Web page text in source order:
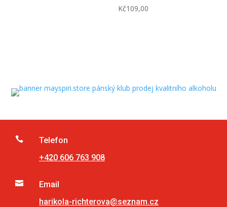
Kč109,00

Telefon
+420 606 763 908

Email
harikola-richterova@seznam.cz